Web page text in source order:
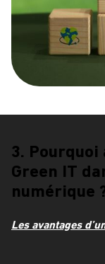
3.
Green IT
numérique
Les avantages